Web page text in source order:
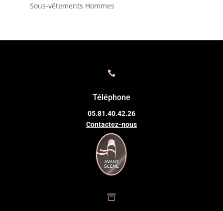
Sous-vêtements Hommes

Téléphone
05.81.40.42.26
Contactez-nous
